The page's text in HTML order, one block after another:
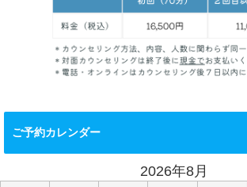
ご予約カレンダー
2026年8月